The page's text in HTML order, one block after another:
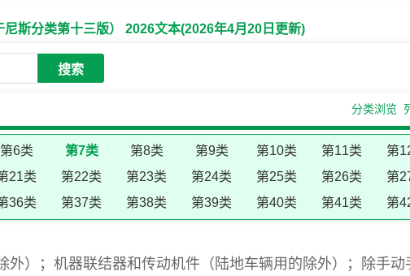
斯分类第十三版） 2026文本(2026年4月20日更新)
搜索
分类浏览
第6类 第7类 第8类 第9类 第10类 第11类 第
21类 第22类 第23类 第24类 第25类 第26类 第
36类 第37类 第38类 第39类 第40类 第41类 第
）；机器联结器和传动机件（陆地车辆用的除外）；除手动